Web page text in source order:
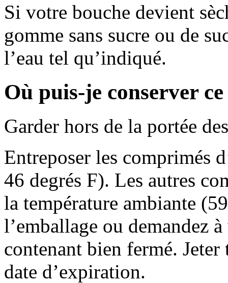
Si votre bouche devient
gomme sans sucre ou de
l’eau tel qu’indiqué.
Où puis-je conserver
Garder hors de la portée
Entreposer les comprimés
46 degrés F). Les autres
la température ambiante
l’emballage ou demandez
contenant bien fermé.
date d’expiration.